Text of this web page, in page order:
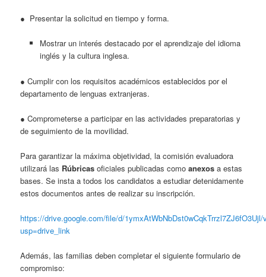
● Presentar la solicitud en tiempo y forma.
Mostrar un interés destacado por el aprendizaje del idioma
inglés y la cultura inglesa.
● Cumplir con los requisitos académicos establecidos por el
departamento de lenguas extranjeras.
● Comprometerse a participar en las actividades preparatorias y
de seguimiento de la movilidad.
Para garantizar la máxima objetividad, la comisión evaluadora
utilizará las Rúbricasoficiales publicadas comoanexosa estas
bases. Se insta a todos los candidatos a estudiar detenidamente
estos documentos antes de realizar su inscripción.
https://drive.google.com/file/d/1ymxAtWbNbDst0wCqkTrrzl7ZJ6fO3Ujl/
usp=drive_link
Además, las familias deben completar el siguiente formulario de
compromiso: